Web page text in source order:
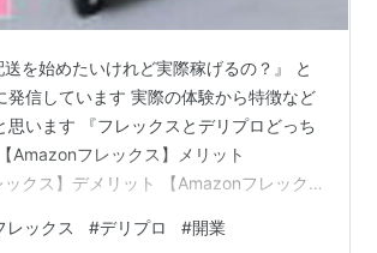
送を始めたいけれど実際稼げるの？』 と
発信しています 実際の体験から特徴など
思います 『フレックスとデリプロどっち
Amazonフレックス】メリット
ックス】デメリット 【Amazonフレック
Amazonデリバリプロバイダー】デメリ
レックス #デリプロ #開業